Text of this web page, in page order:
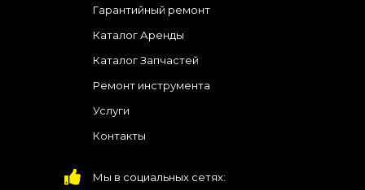
Гарантийный ремонт
Каталог Аренды
Каталог Запчастей
Ремонт инструмента
Услуги
Контакты
Мы в социальных сетях: